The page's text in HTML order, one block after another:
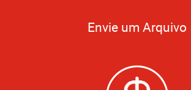
Envie um Arquivo